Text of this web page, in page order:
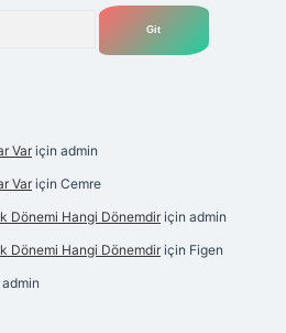
Var için admin
Var için Cemre
Dönemi Hangi Dönemdir için admin
Dönemi Hangi Dönemdir için Figen
admin